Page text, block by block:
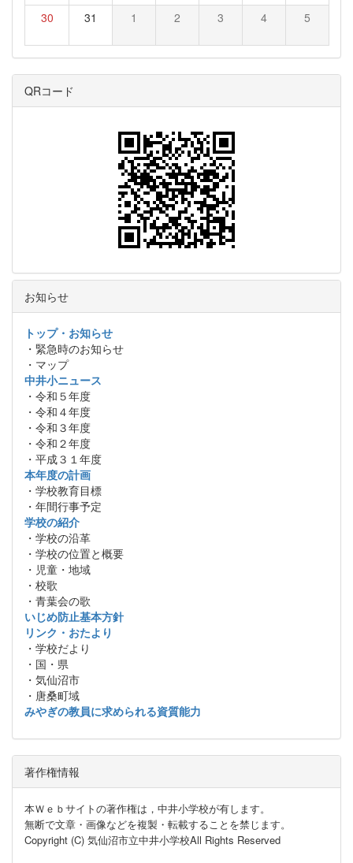
30 31 1 2 3 4 5
QRコード
お知らせ
トップ・お知らせ
・緊急時のお知らせ
・マップ
中井小ニュース
・令和５年度
・令和４年度
・令和３年度
・令和２年度
・平成３１年度
本年度の計画
・学校教育目標
・年間行事予定
学校の紹介
・学校の沿革
・学校の位置と概要
・児童・地域
・校歌
・青葉会の歌
いじめ防止基本方針
リンク・おたより
・学校だより
・国・県
・気仙沼市
・唐桑町域
みやぎの教員に求められる資質能力
著作権情報
本Ｗｅｂサイトの著作権は，中井小学校が有します。
無断で文章・画像などを複製・転載することを禁じます。
Copyright (C) 気仙沼市立中井小学校All Rights Reserved